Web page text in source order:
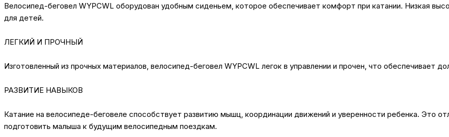
Велосипед-беговел WYPCWL оборудован удобным сиденьем, которое обеспечивает комфорт при катании. Низкая
для детей.
ЛЕГКИЙ И ПРОЧНЫЙ
Изготовленный из прочных материалов, велосипед-беговел WYPCWL легок в управлении и прочен, что обеспечивает
РАЗВИТИЕ НАВЫКОВ
Катание на велосипеде-беговеле способствует развитию мышц, координации движений и уверенности ребенка. Это
подготовить малыша к будущим велосипедным поездкам.